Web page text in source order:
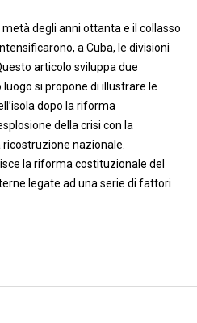
degli anni ottanta e il collasso
a Cuba, le divisioni
articolo sviluppa due
si propone di illustrare le
dopo la riforma
della crisi con la
ricostruzione nazionale.
la riforma costituzionale del
legate ad una serie di fattori